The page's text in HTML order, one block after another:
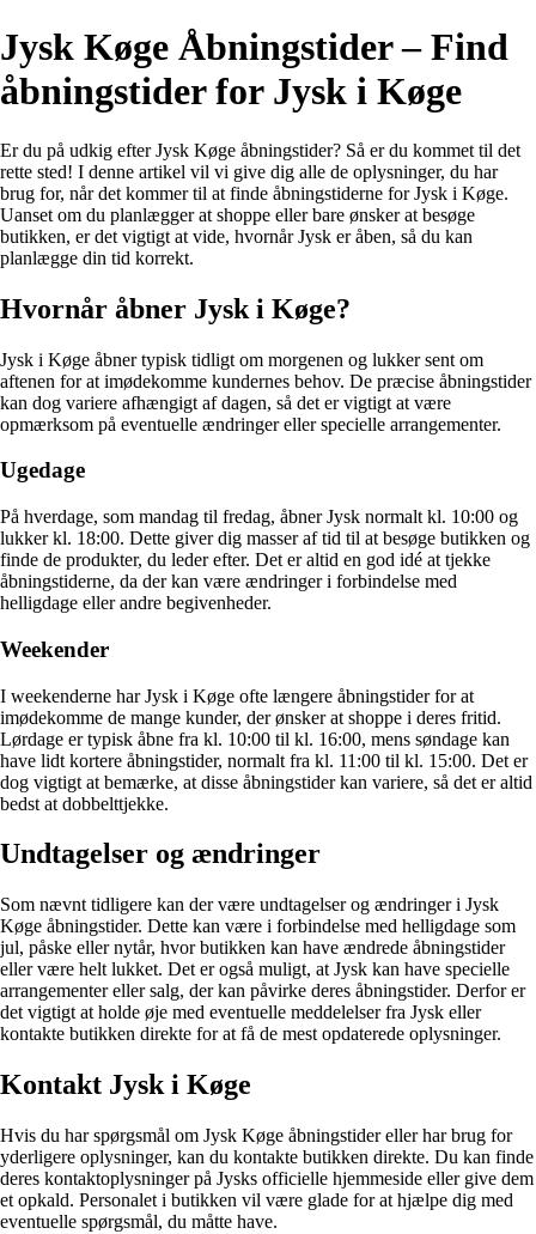
Jysk Køge Åbningstider – Find
åbningstider for Jysk i Køge
Er du på udkig efter Jysk Køge åbningstider? Så er du kommet til det
rette sted! I denne artikel vil vi give dig alle de oplysninger, du har
brug for, når det kommer til at finde åbningstiderne for Jysk i Køge.
Uanset om du planlægger at shoppe eller bare ønsker at besøge
butikken, er det vigtigt at vide, hvornår Jysk er åben, så du kan
planlægge din tid korrekt.
Hvornår åbner Jysk i Køge?
Jysk i Køge åbner typisk tidligt om morgenen og lukker sent om
aftenen for at imødekomme kundernes behov. De præcise åbningstider
kan dog variere afhængigt af dagen, så det er vigtigt at være
opmærksom på eventuelle ændringer eller specielle arrangementer.
Ugedage
På hverdage, som mandag til fredag, åbner Jysk normalt kl. 10:00 og
lukker kl. 18:00. Dette giver dig masser af tid til at besøge butikken og
finde de produkter, du leder efter. Det er altid en god idé at tjekke
åbningstiderne, da der kan være ændringer i forbindelse med
helligdage eller andre begivenheder.
Weekender
I weekenderne har Jysk i Køge ofte længere åbningstider for at
imødekomme de mange kunder, der ønsker at shoppe i deres fritid.
Lørdage er typisk åbne fra kl. 10:00 til kl. 16:00, mens søndage kan
have lidt kortere åbningstider, normalt fra kl. 11:00 til kl. 15:00. Det er
dog vigtigt at bemærke, at disse åbningstider kan variere, så det er altid
bedst at dobbelttjekke.
Undtagelser og ændringer
Som nævnt tidligere kan der være undtagelser og ændringer i Jysk
Køge åbningstider. Dette kan være i forbindelse med helligdage som
jul, påske eller nytår, hvor butikken kan have ændrede åbningstider
eller være helt lukket. Det er også muligt, at Jysk kan have specielle
arrangementer eller salg, der kan påvirke deres åbningstider. Derfor er
det vigtigt at holde øje med eventuelle meddelelser fra Jysk eller
kontakte butikken direkte for at få de mest opdaterede oplysninger.
Kontakt Jysk i Køge
Hvis du har spørgsmål om Jysk Køge åbningstider eller har brug for
yderligere oplysninger, kan du kontakte butikken direkte. Du kan finde
deres kontaktoplysninger på Jysks officielle hjemmeside eller give dem
et opkald. Personalet i butikken vil være glade for at hjælpe dig med
eventuelle spørgsmål, du måtte have.